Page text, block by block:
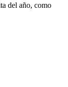
del año, como